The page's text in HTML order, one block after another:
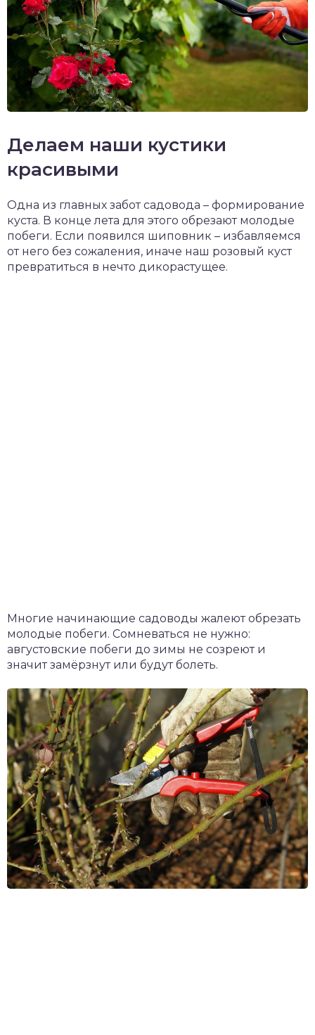
Делаем наши кустики
красивыми
Одна из главных забот садовода – формирование
куста. В конце лета для этого обрезают молодые
побеги. Если появился шиповник – избавляемся
от него без сожаления, иначе наш розовый куст
превратиться в нечто дикорастущее.
Многие начинающие садоводы жалеют обрезать
молодые побеги. Сомневаться не нужно:
августовские побеги до зимы не созреют и
значит замёрзнут или будут болеть.